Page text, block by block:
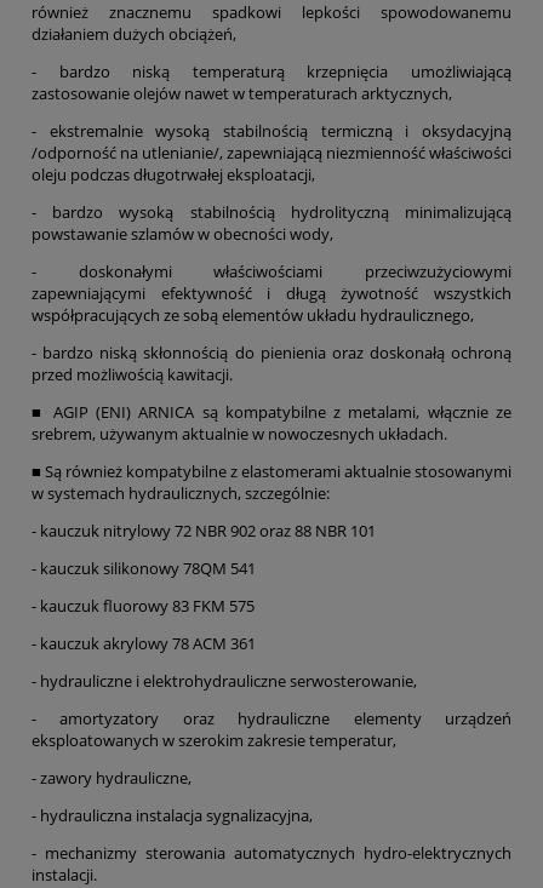
również znacznemu spadkowi lepkości spowodowanemu
działaniem dużych obciążeń,
- bardzo niską temperaturą krzepnięcia umożliwiającą
zastosowanie olejów nawet w temperaturach arktycznych,
- ekstremalnie wysoką stabilnością termiczną i oksydacyjną
/odporność na utlenianie/, zapewniającą niezmienność właściwości
oleju podczas długotrwałej eksploatacji,
- bardzo wysoką stabilnością hydrolityczną minimalizującą
powstawanie szlamów w obecności wody,
- doskonałymi właściwościami przeciwzużyciowymi
zapewniającymi efektywność i długą żywotność wszystkich
współpracujących ze sobą elementów układu hydraulicznego,
- bardzo niską skłonnością do pienienia oraz doskonałą ochroną
przed możliwością kawitacji.
■ AGIP (ENI) ARNICA są kompatybilne z metalami, włącznie ze
srebrem, używanym aktualnie w nowoczesnych układach.
■ Są również kompatybilne z elastomerami aktualnie stosowanymi
w systemach hydraulicznych, szczególnie:
- kauczuk nitrylowy 72 NBR 902 oraz 88 NBR 101
- kauczuk silikonowy 78QM 541
- kauczuk fluorowy 83 FKM 575
- kauczuk akrylowy 78 ACM 361
- hydrauliczne i elektrohydrauliczne serwosterowanie,
- amortyzatory oraz hydrauliczne elementy urządzeń
eksploatowanych w szerokim zakresie temperatur,
- zawory hydrauliczne,
- hydrauliczna instalacja sygnalizacyjna,
- mechanizmy sterowania automatycznych hydro-elektrycznych
instalacji.